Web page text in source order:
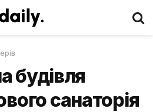
будівля
санаторія